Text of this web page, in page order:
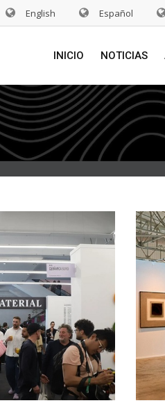
English Español
INICIO NOTICIAS